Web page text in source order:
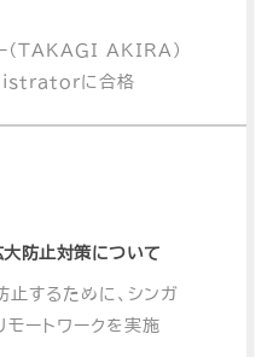
（TAKAGI AKIRA）
に合格
防止対策について
するために、シンガ
ートワークを実施